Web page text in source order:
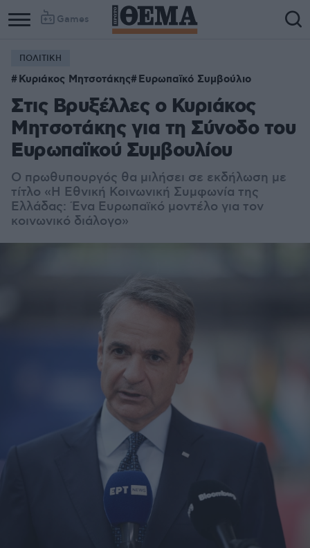
Games
ΠΟΛΙΤΙΚΗ
Κυριάκος Μητσοτάκης Ευρωπαϊκό Συμβούλιο
Στις Βρυξέλλες ο Κυριάκος
Μητσοτάκης για τη Σύνοδο του
Ευρωπαϊκού Συμβουλίου
O πρωθυπουργός θα μιλήσει σε εκδήλωση με
τίτλο «Η Εθνική Κοινωνική Συμφωνία της
Ελλάδας: Ένα Ευρωπαϊκό μοντέλο για τον
κοινωνικό διάλογο»